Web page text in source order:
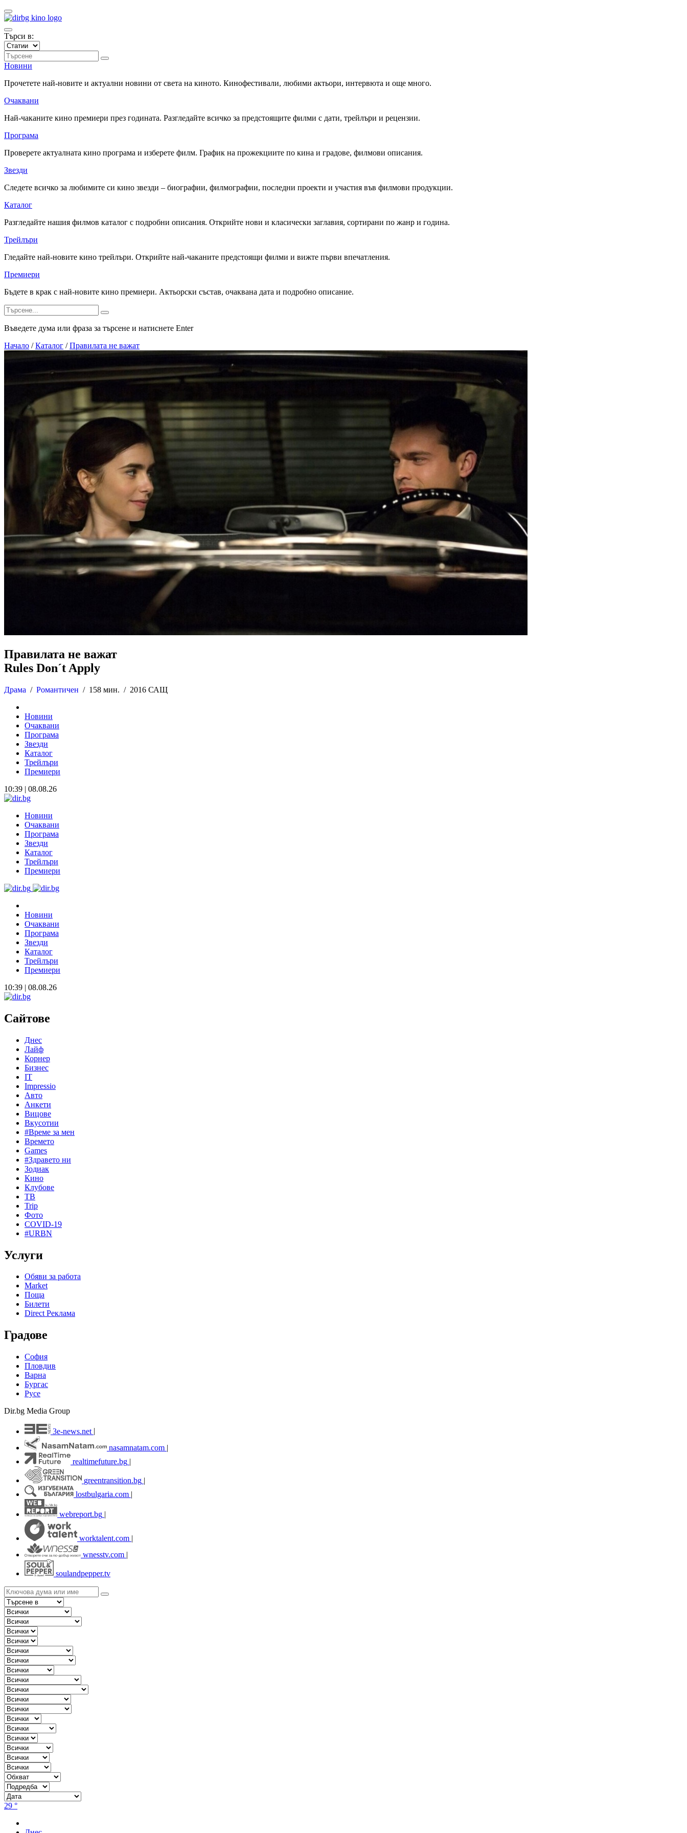
Търси в:
Новини
Прочетете най-новите и актуални новини от света на киното. Кинофестивали, любими актьори, интервюта и още много.
Очаквани
Най-чаканите кино премиери през годината. Разгледайте всичко за предстоящите филми с дати, трейлъри и рецензии.
Програма
Проверете актуалната кино програма и изберете филм. График на прожекциите по кина и градове, филмови описания.
Звезди
Следете всичко за любимите си кино звезди – биографии, филмографии, последни проекти и участия във филмови продукции.
Каталог
Разгледайте нашия филмов каталог с подробни описания. Открийте нови и класически заглавия, сортирани по жанр и година.
Трейлъри
Гледайте най-новите кино трейлъри. Открийте най-чаканите предстоящи филми и вижте първи впечатления.
Премиери
Бъдете в крак с най-новите кино премиери. Актьорски състав, очаквана дата и подробно описание.
Въведете дума или фраза за търсене и натиснете Enter
Начало / Каталог / Правилата не важат
Правилата не важат
Rules Don´t Apply
Драма / Романтичен / 158 мин. / 2016 САЩ
Новини
Очаквани
Програма
Звезди
Каталог
Трейлъри
Премиери
10:39 | 08.08.26
Новини
Очаквани
Програма
Звезди
Каталог
Трейлъри
Премиери
Новини
Очаквани
Програма
Звезди
Каталог
Трейлъри
Премиери
10:39 | 08.08.26
Сайтове
Днес
Лайф
Корнер
Бизнес
IT
Impressio
Авто
Анкети
Вицове
Вкусотии
#Време за мен
Времето
Games
#Здравето ни
Зодиак
Кино
Клубове
ТВ
Trip
Фото
COVID-19
#URBN
Услуги
Обяви за работа
Market
Поща
Билети
Direct Реклама
Градове
София
Пловдив
Варна
Бургас
Русе
Dir.bg Media Group
3e-news.net
nasamnatam.com |
realtimefuture.bg |
greentransition.bg |
lostbulgaria.com |
webreport.bg |
worktalent.com |
wnesstv.com |
soulandpepper.tv
29 °